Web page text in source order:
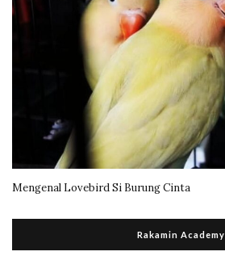
Mengenal Lovebird Si Burung Cinta
Rakamin Academy